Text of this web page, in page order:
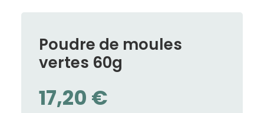
Poudre de moules
vertes 60g
17,20 €